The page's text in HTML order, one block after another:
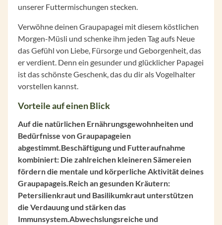
unserer Futtermischungen stecken.
Verwöhne deinen Graupapagei mit diesem köstlichen
Morgen-Müsli und schenke ihm jeden Tag aufs Neue
das Gefühl von Liebe, Fürsorge und Geborgenheit, das
er verdient. Denn ein gesunder und glücklicher Papagei
ist das schönste Geschenk, das du dir als Vogelhalter
vorstellen kannst.
Vorteile auf einen Blick
Auf die natürlichen Ernährungsgewohnheiten und
Bedürfnisse von Graupapageien
abgestimmt.Beschäftigung und Futteraufnahme
kombiniert: Die zahlreichen kleineren Sämereien
fördern die mentale und körperliche Aktivität deines
Graupapageis. Reich an gesunden Kräutern:
Petersilienkraut und Basilikumkraut unterstützen
die Verdauung und stärken das
Immunsystem. Abwechslungsreiche und